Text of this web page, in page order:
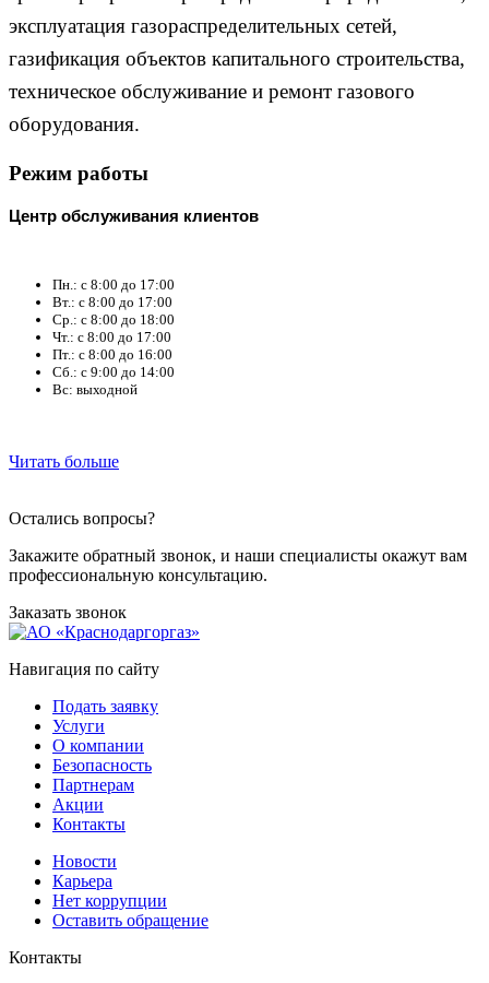
эксплуатация газораспределительных сетей,
газификация объектов капитального строительства,
техническое обслуживание и ремонт газового
оборудования.
Режим работы
Центр обслуживания клиентов
Пн.: с 8:00 до 17:00
Вт.: с 8:00 до 17:00
Ср.: с 8:00 до 18:00
Чт.: с 8:00 до 17:00
Пт.: с 8:00 до 16:00
Сб.: с 9:00 до 14:00
Вс: выходной
Читать больше
Остались вопросы?
Закажите обратный звонок, и наши специалисты окажут вам
профессиональную консультацию.
Заказать звонок
Навигация по сайту
Подать заявку
Услуги
О компании
Безопасность
Партнерам
Акции
Контакты
Новости
Карьера
Нет коррупции
Оставить обращение
Контакты